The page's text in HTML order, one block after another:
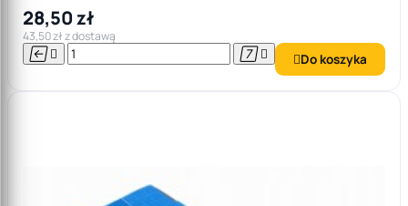
28,50 zł
43,50 zł z dostawą
    Do koszyka